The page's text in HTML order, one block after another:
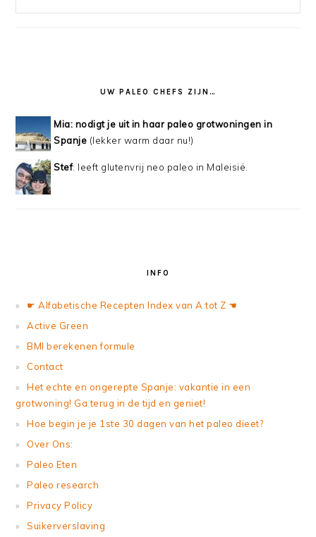
UW PALEO CHEFS ZIJN…
Mia: nodigt je uit in haar paleo grotwoningen in
Spanje (lekker warm daar nu!)
Stef: leeft glutenvrij neo paleo in Maleisië.
INFO
☛ Alfabetische Recepten Index van A tot Z ☚
Active Green
BMI berekenen formule
Contact
Het echte en ongerepte Spanje: vakantie in een
grotwoning! Ga terug in de tijd en geniet!
Hoe begin je je 1ste 30 dagen van het paleo dieet?
Over Ons:
Paleo Eten
Paleo research
Privacy Policy
Suikerverslaving